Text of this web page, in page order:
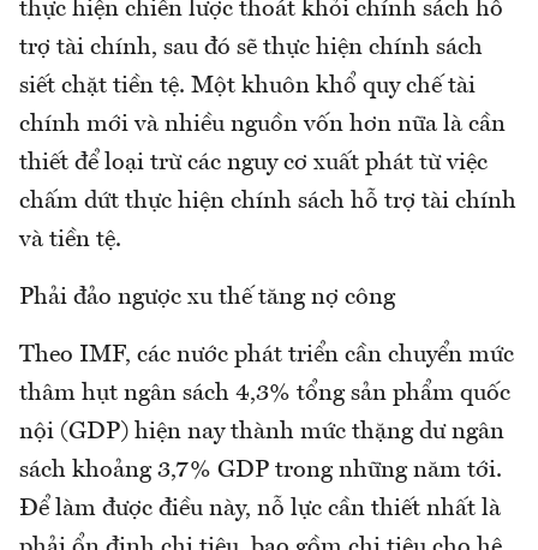
thực hiện chiến lược thoát khỏi chính sách hỗ
trợ tài chính, sau đó sẽ thực hiện chính sách
siết chặt tiền tệ. Một khuôn khổ quy chế tài
chính mới và nhiều nguồn vốn hơn nữa là cần
thiết để loại trừ các nguy cơ xuất phát từ việc
chấm dứt thực hiện chính sách hỗ trợ tài chính
và tiền tệ.
Phải đảo ngược xu thế tăng nợ công
Theo IMF, các nước phát triển cần chuyển mức
thâm hụt ngân sách 4,3% tổng sản phẩm quốc
nội (GDP) hiện nay thành mức thặng dư ngân
sách khoảng 3,7% GDP trong những năm tới.
Để làm được điều này, nỗ lực cần thiết nhất là